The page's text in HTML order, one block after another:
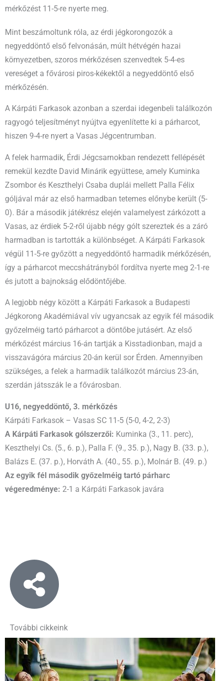
mérkőzést 11-5-re nyerte meg.
Mint beszámoltunk róla, az érdi jégkorongozók a
negyeddöntő első felvonásán, múlt hétvégén hazai
környezetben, szoros mérkőzésen szenvedtek 5-4-es
vereséget a fővárosi piros-kékektől a negyeddöntő első
mérkőzésén.
A Kárpáti Farkasok azonban a szerdai idegenbeli találkozón
ragyogó teljesítményt nyújtva egyenlítette ki a párharcot,
hiszen 9-4-re nyert a Vasas Jégcentrumban.
A felek harmadik, Érdi Jégcsarnokban rendezett fellépését
remekül kezdte David Minárik együttese, amely Kuminka
Zsombor és Keszthelyi Csaba duplái mellett Palla Félix
góljával már az első harmadban tetemes előnybe került (5-
0). Bár a második játékrész elején valamelyest zárkózott a
Vasas, az érdiek 5-2-ről újabb négy gólt szereztek és a záró
harmadban is tartották a különbséget. A Kárpáti Farkasok
végül 11-5-re győzött a negyeddöntő harmadik mérkőzésén,
így a párharcot meccshátrányból fordítva nyerte meg 2-1-re
és jutott a bajnokság elődöntőjébe.
A legjobb négy között a Kárpáti Farkasok a Budapesti
Jégkorong Akadémiával vív ugyancsak az egyik fél második
győzelméig tartó párharcot a döntőbe jutásért. Az első
mérkőzést március 16-án tartják a Kisstadionban, majd a
visszavágóra március 20-án kerül sor Érden. Amennyiben
szükséges, a felek a harmadik találkozót március 23-án,
szerdán játsszák le a fővárosban.
U16, negyeddöntő, 3. mérkőzés
Kárpáti Farkasok – Vasas SC 11-5 (5-0, 4-2, 2-3)
A Kárpáti Farkasok gólszerzői: Kuminka (3., 11. perc),
Keszthelyi Cs. (5., 6. p.), Palla F. (9., 35. p.), Nagy B. (33. p.),
Balázs E. (37. p.), Horváth A. (40., 55. p.), Molnár B. (49. p.)
Az egyik fél második győzelméig tartó párharc
végeredménye: 2-1 a Kárpáti Farkasok javára
További cikkeink